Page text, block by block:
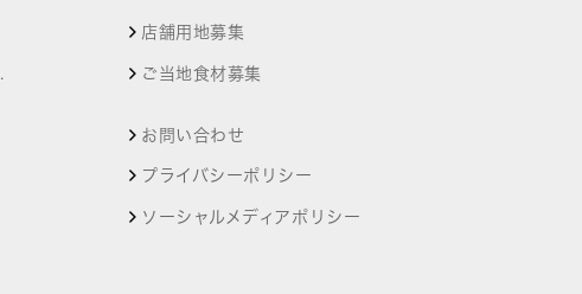
店舗用地募集
ご当地食材募集
お問い合わせ
プライバシーポリシー
ソーシャルメディアポリシー